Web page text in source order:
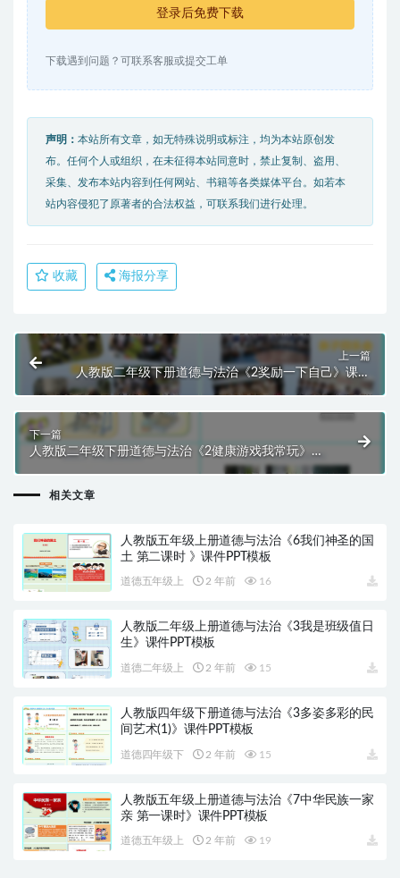
登录后免费下载
下载遇到问题？可联系客服或提交工单
声明： 本站所有文章，如无特殊说明或标注，均为本站原创发
布。任何个人或组织，在未征得本站同意时，禁止复制、盗用、
采集、发布本站内容到任何网站、书籍等各类媒体平台。如若本
站内容侵犯了原著者的合法权益，可联系我们进行处理。
收藏 海报分享
上一篇
人教版二年级下册道德与法治《2奖励一下自己》课件
PPT模板
下一篇
人教版二年级下册道德与法治《2健康游戏我常玩》课
相关文章
人教版五年级上册道德与法治《6我们神圣的国
土 第二课时 》课件PPT模板
道德五年级上 2 年前 16
人教版二年级上册道德与法治《3我是班级值日
生》课件PPT模板
道德二年级上 2 年前 15
人教版四年级下册道德与法治《3多姿多彩的民
间艺术(1)》课件PPT模板
道德四年级下 2 年前 15
人教版五年级上册道德与法治《7中华民族一家
亲 第一课时》课件PPT模板
道德五年级上 2 年前 19